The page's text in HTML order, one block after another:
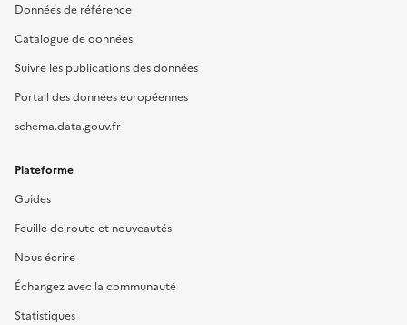
Données de référence
Catalogue de données
Suivre les publications des données
Portail des données européennes
schema.data.gouv.fr
Plateforme
Guides
Feuille de route et nouveautés
Nous écrire
Échangez avec la communauté
Statistiques